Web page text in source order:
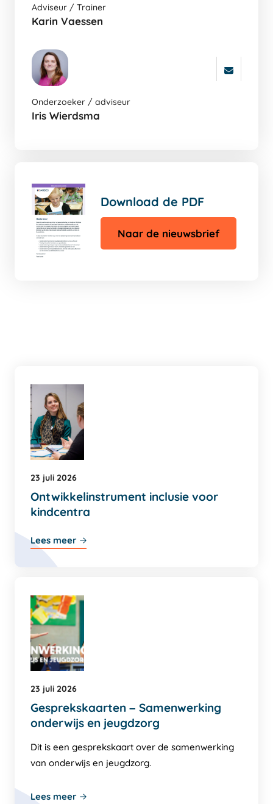
naar
de
pagina
Adviseur / Trainer
Karin Vaessen
naar
de
Onderzoeker / adviseur
Iris Wierdsma
Download de PDF
Naar de nieuwsbrief
23 juli 2026
Ontwikkelinstrument inclusie voor
kindcentra
Lees meer
23 juli 2026
Gesprekskaarten – Samenwerking
onderwijs en jeugdzorg
Dit is een gesprekskaart over de samenwerking
van onderwijs en jeugdzorg.
Lees meer